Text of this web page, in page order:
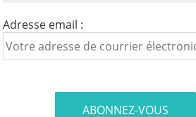
Adresse email :